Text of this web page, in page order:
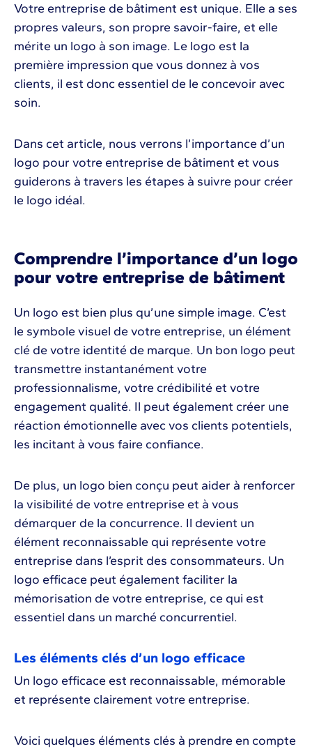
Votre entreprise de bâtiment est unique. Elle a ses
propres valeurs, son propre savoir-faire, et elle
mérite un logo à son image. Le logo est la
première impression que vous donnez à vos
clients, il est donc essentiel de le concevoir avec
soin.
Dans cet article, nous verrons l’importance d’un
logo pour votre entreprise de bâtiment et vous
guiderons à travers les étapes à suivre pour créer
le logo idéal.
Comprendre l’importance d’un logo
pour votre entreprise de bâtiment
Un logo est bien plus qu’une simple image. C’est
le symbole visuel de votre entreprise, un élément
clé de votre identité de marque. Un bon logo peut
transmettre instantanément votre
professionnalisme, votre crédibilité et votre
engagement qualité. Il peut également créer une
réaction émotionnelle avec vos clients potentiels,
les incitant à vous faire confiance.
De plus, un logo bien conçu peut aider à renforcer
la visibilité de votre entreprise et à vous
démarquer de la concurrence. Il devient un
élément reconnaissable qui représente votre
entreprise dans l’esprit des consommateurs. Un
logo efficace peut également faciliter la
mémorisation de votre entreprise, ce qui est
essentiel dans un marché concurrentiel.
Les éléments clés d’un logo efficace
Un logo efficace est reconnaissable, mémorable
et représente clairement votre entreprise.
Voici quelques éléments clés à prendre en compte